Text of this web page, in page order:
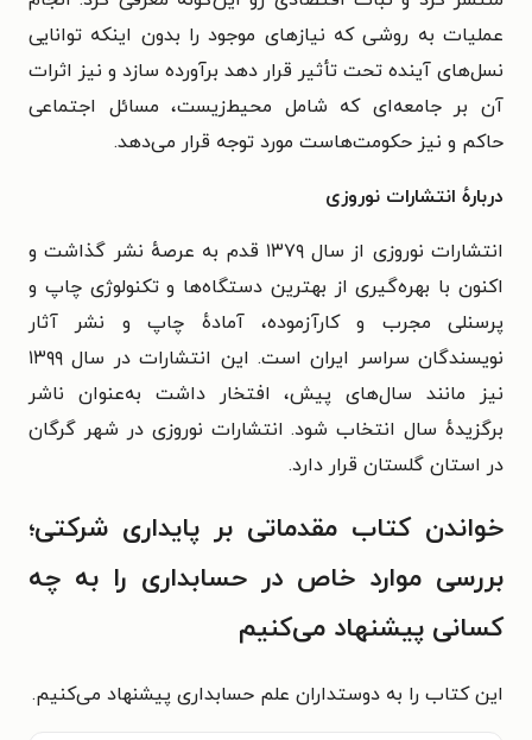
عملیات به روشی که نیازهای موجود را بدون اینکه توانایی
نسل‌های آینده تحت تأثیر قرار دهد برآورده سازد و نیز اثرات
آن بر جامعه‌ای که شامل محیط‌زیست، مسائل اجتماعی
حاکم و نیز حکومت‌هاست مورد توجه قرار می‌دهد.
دربارهٔ انتشارات نوروزی
انتشارات نوروزی از سال ۱۳۷۹ قدم به عرصهٔ نشر گذاشت و
اکنون با بهره‌گیری از بهترین دستگاه‌ها و تکنولوژی چاپ و
پرسنلی مجرب و کارآزموده، آمادهٔ چاپ و نشر آثار
نویسندگان سراسر ایران است. این انتشارات در سال ۱۳۹۹
نیز مانند سال‌های پیش، افتخار داشت به‌عنوان ناشر
برگزیدهٔ سال انتخاب شود. انتشارات نوروزی در شهر گرگان
در استان گلستان قرار دارد.‏
خواندن کتاب مقدماتی بر پایداری شرکتی؛
بررسی موارد خاص در حسابداری را به چه
کسانی پیشنهاد می‌کنیم
این کتاب را به دوستداران علم حسابداری پیشنهاد می‌کنیم.